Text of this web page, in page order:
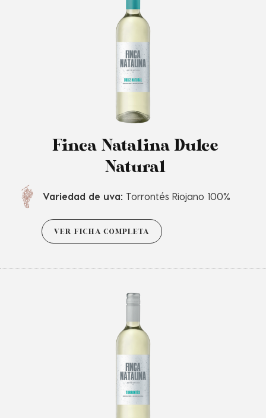
Finca Natalina Dulce
Natural
Variedad de uva: Torrontés Riojano 100%
VER FICHA COMPLETA